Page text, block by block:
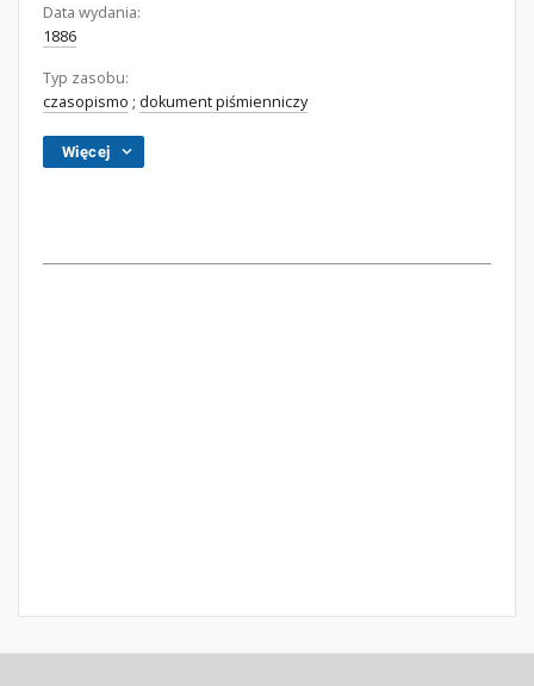
Data wydania:
1886
Typ zasobu:
czasopismo ; dokument piśmienniczy
Więcej